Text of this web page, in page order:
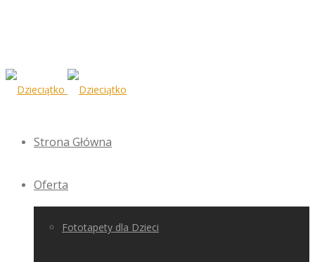
Strona Główna
Oferta
Fototapety dla Dzieci